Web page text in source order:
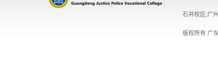
石井校区:广
版权所有 广